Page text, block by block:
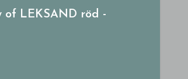
of LEKSAND röd -